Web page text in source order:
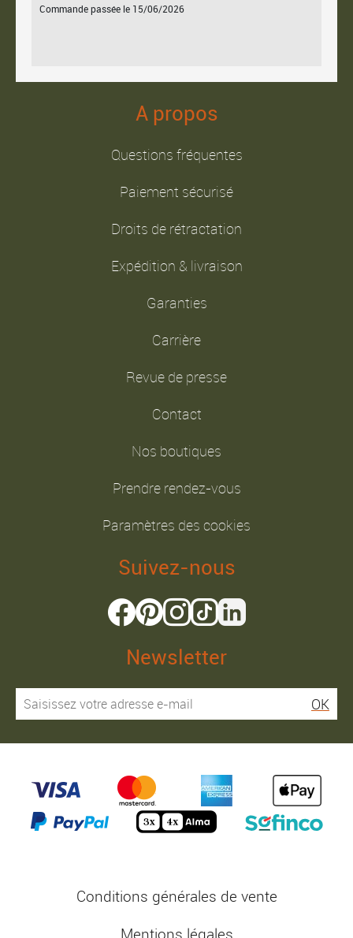
Commande passée le 15/06/2026
A propos
Questions fréquentes
Paiement sécurisé
Droits de rétractation
Expédition & livraison
Garanties
Carrière
Revue de presse
Contact
Nos boutiques
Prendre rendez-vous
Paramètres des cookies
Suivez-nous
Newsletter
OK
Conditions générales de vente